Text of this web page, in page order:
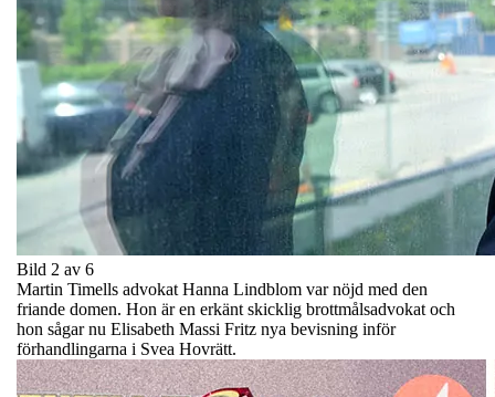
Bild 2 av 6
Martin Timells advokat Hanna Lindblom var nöjd med den
friande domen. Hon är en erkänt skicklig brottmålsadvokat och
hon sågar nu Elisabeth Massi Fritz nya bevisning inför
förhandlingarna i Svea Hovrätt.